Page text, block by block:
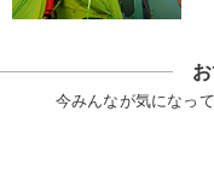
今みんなが気になっ